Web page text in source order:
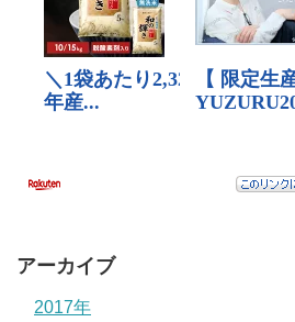
アーカイブ
2017年